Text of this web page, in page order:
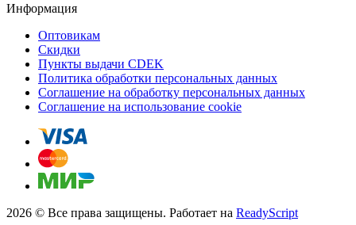
Информация
Оптовикам
Скидки
Пункты выдачи CDEK
Политика обработки персональных данных
Соглашение на обработку персональных данных
Соглашение на использование cookie
2026 © Все права защищены. Работает на ReadyScript